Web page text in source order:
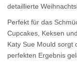
detaillierte
Perfekt für das
Cupcakes, Keksen
Katy Sue Mould sorgt
perfekten Ergebnis